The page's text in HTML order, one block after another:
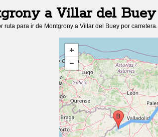
a Villar del Buey
ruta para ir de Montgrony a Villar del Buey por carretera.